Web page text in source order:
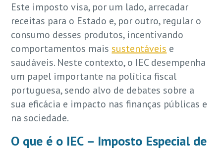
Este imposto visa, por um lado, arrecadar
receitas para o Estado e, por outro, regular o
consumo desses produtos, incentivando
comportamentos maissustentáveis e
saudáveis. Neste contexto, o IEC desempenha
um papel importante na política fiscal
portuguesa, sendo alvo de debates sobre a
sua eficácia e impacto nas finanças públicas e
na sociedade.
O que é o IEC – Imposto Especial de